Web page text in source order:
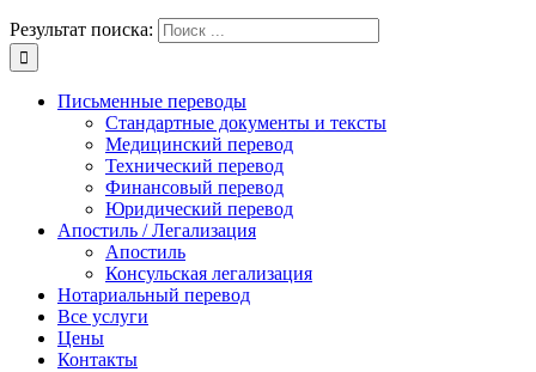
Результат поиска:
Письменные переводы
Стандартные документы и тексты
Медицинский перевод
Технический перевод
Финансовый перевод
Юридический перевод
Апостиль / Легализация
Апостиль
Консульская легализация
Нотариальный перевод
Все услуги
Цены
Контакты